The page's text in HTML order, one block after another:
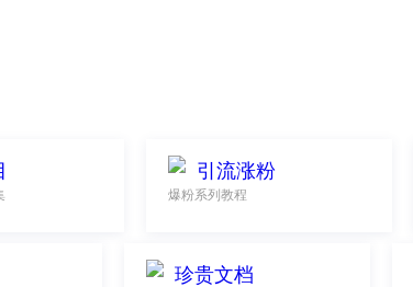
引流涨粉
爆粉系列教程
珍贵文档